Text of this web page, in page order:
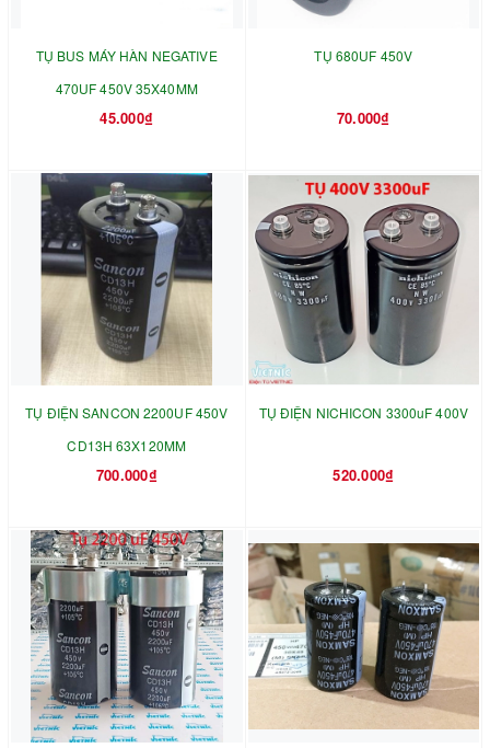
TỤ BUS MÁY HÀN NEGATIVE
470UF 450V 35X40MM
45.000₫
TỤ 680UF 450V
70.000₫
TỤ ĐIỆN SANCON 2200UF 450V
CD13H 63X120MM
700.000₫
TỤ ĐIỆN NICHICON 3300uF 400V
520.000₫